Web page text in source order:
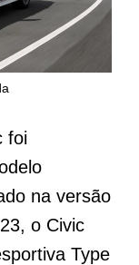
foi
na versão
o Civic
Type